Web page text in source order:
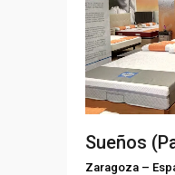
Sueños
Zaragoza –